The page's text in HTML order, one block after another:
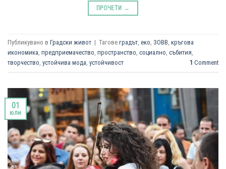
ПРОЧЕТИ →
Публикувано в Градски живот | Тагове градът, еко, ЗОВВ, кръгова
икономика, предприемачество, пространство, социално, събития,
творчество, устойчива мода, устойчивост 1 Comment
01
юли